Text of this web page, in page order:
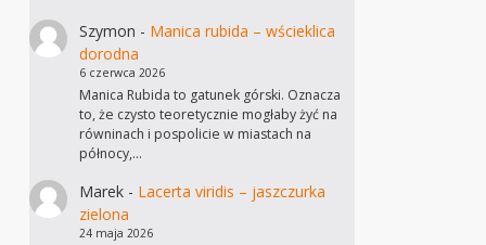
Szymon - Manica rubida – wścieklica
dorodna
6 czerwca 2026
Manica Rubida to gatunek górski. Oznacza
to, że czysto teoretycznie mogłaby żyć na
równinach i pospolicie w miastach na
północy,…
Marek- Lacerta viridis – jaszczurka
zielona
24 maja 2026